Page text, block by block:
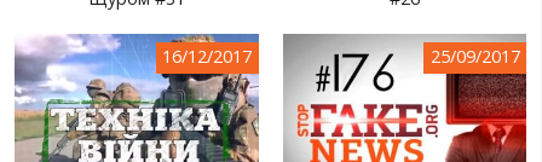
ПУБЛІЧНІ ЛЮДИ
РОСІЙСЬКО-УКРАЇНСЬКА ВІЙНА
16/12/2017 25/09/2017